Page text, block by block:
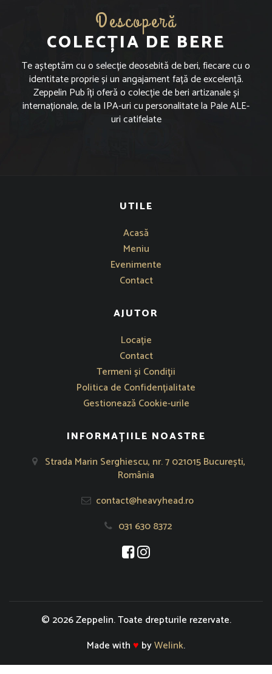
Descoperă
COLECȚIA DE BERE
Te așteptăm cu o selecție deosebită de beri, fiecare cu o
identitate proprie și un angajament față de excelență.
Zeppelin Pub îți oferă o colecție de beri artizanale și
internaționale, de la IPA-uri cu personalitate la Pale ALE-
uri catifelate
UTILE
Acasă
Meniu
Evenimente
Contact
AJUTOR
Se deschide într-o fereastră nouă
Locație
Contact
Termeni și Condiţii
Politica de Confidențialitate
Gestionează Cookie-urile
INFORMAȚIILE NOASTRE
Strada Marin Serghiescu, nr. 7 021015 București,
România
contact@heavyhead.ro
031 630 8372
Se deschide într-o fereastră nouă
Se deschide într-o fereastră
© 2026 Zeppelin. Toate drepturile rezervate.
Made with♥ byWelink.